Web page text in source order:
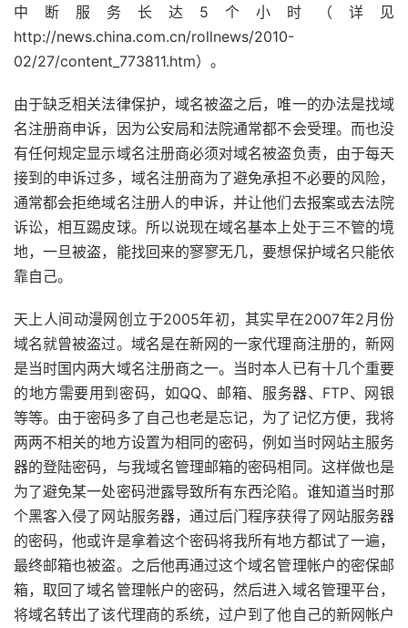
中断服务长达5个小时（详见
http://news.china.com.cn/rollnews/2010-
02/27/content_773811.htm）。
由于缺乏相关法律保护，域名被盗之后，唯一的办法是找域
名注册商申诉，因为公安局和法院通常都不会受理。而也没
有任何规定显示域名注册商必须对域名被盗负责，由于每天
接到的申诉过多，域名注册商为了避免承担不必要的风险，
通常都会拒绝域名注册人的申诉，并让他们去报案或去法院
诉讼，相互踢皮球。所以说现在域名基本上处于三不管的境
地，一旦被盗，能找回来的寥寥无几，要想保护域名只能依
靠自己。
天上人间动漫网创立于2005年初，其实早在2007年2月份
域名就曾被盗过。域名是在新网的一家代理商注册的，新网
是当时国内两大域名注册商之一。当时本人已有十几个重要
的地方需要用到密码，如QQ、邮箱、服务器、FTP、网银
等等。由于密码多了自己也老是忘记，为了记忆方便，我将
两两不相关的地方设置为相同的密码，例如当时网站主服务
器的登陆密码，与我域名管理邮箱的密码相同。这样做也是
为了避免某一处密码泄露导致所有东西沦陷。谁知道当时那
个黑客入侵了网站服务器，通过后门程序获得了网站服务器
的密码，他或许是拿着这个密码将我所有地方都试了一遍，
最终邮箱也被盗。之后他再通过这个域名管理帐户的密保邮
箱，取回了域名管理帐户的密码，然后进入域名管理平台，
将域名转出了该代理商的系统，过户到了他自己的新网帐户